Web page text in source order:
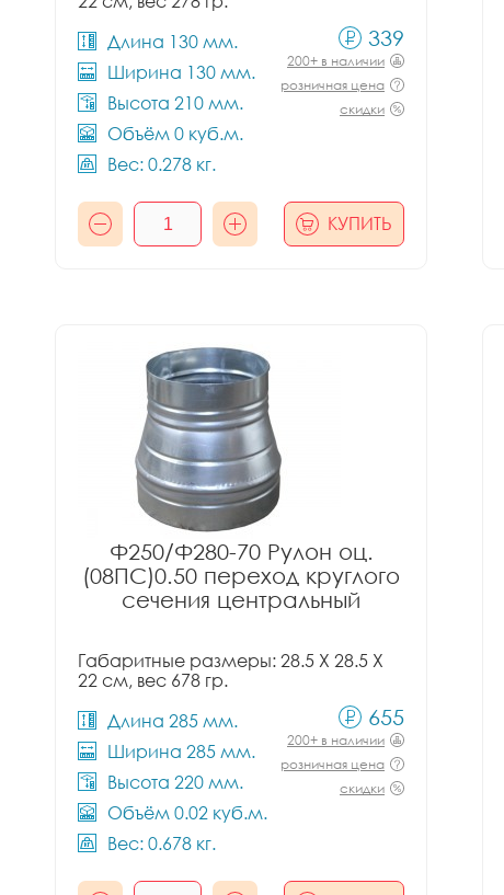
Длина 130 мм.
Ширина 130 мм.
Высота 210 мм.
Объём 0 куб.м.
Вес: 0.278 кг.
339
200+ в наличии
розничная цена
скидки
КУПИТЬ
Ф250/Ф280-70 Рулон оц.
(08ПС)0.50 переход круглого
сечения центральный
Габаритные размеры: 28.5 X 28.5 X
22 см, вес 678 гр.
Длина 285 мм.
Ширина 285 мм.
Высота 220 мм.
Объём 0.02 куб.м.
Вес: 0.678 кг.
655
200+ в наличии
розничная цена
скидки